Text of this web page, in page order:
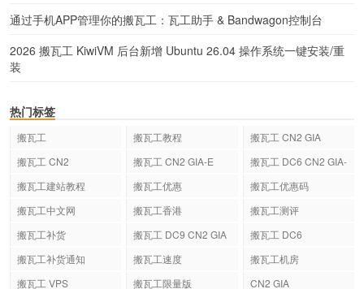
通过手机APP管理你的搬瓦工：瓦工助手 & Bandwagon控制台
2026 搬瓦工 KiwiVM 后台新增 Ubuntu 26.04 操作系统一键安装/重
装
热门标签
搬瓦工 搬瓦工教程
搬瓦工 CN2 GIA
搬瓦工 CN2
搬瓦工 CN2 GIA-E
搬瓦工 DC6 CN2 GIA-
搬瓦工建站教程 搬瓦工优惠
搬瓦工优惠码
搬瓦工中文网
搬瓦工香港
搬瓦工测评
搬瓦工补货
搬瓦工 DC9 CN2 GIA
搬瓦工 DC6
搬瓦工补货通知
搬瓦工速度
搬瓦工机房
搬瓦工 VPS
搬瓦工限量版 CN2 GIA